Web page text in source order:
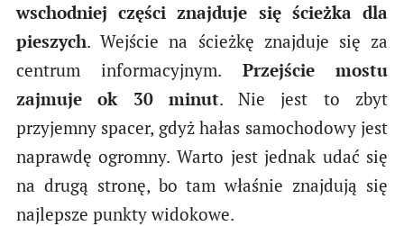
wschodniej części znajduje się ścieżka dla
pieszych. Wejście na ścieżkę znajduje się za
centrum informacyjnym. Przejście mostu
zajmuje ok 30 minut. Nie jest to zbyt
przyjemny spacer, gdyż hałas samochodowy jest
naprawdę ogromny. Warto jest jednak udać się
na drugą stronę, bo tam właśnie znajdują się
najlepsze punkty widokowe.